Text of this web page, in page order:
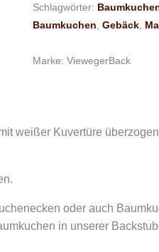
Schlagwörter:
Baumkuchen Gebäck
Marke: ViewegerBack
weißer Kuvertüre
oder auch
in unserer